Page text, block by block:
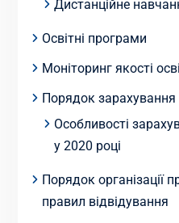
Дистанційне
Освітні програми
Моніторинг якості
Порядок зарахування
Особливості
у 2020 році
Порядок організації
правил відвідування